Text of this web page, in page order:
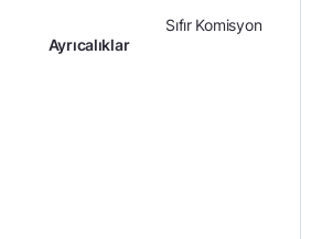
Ayrıcalıklar
Sıfır Komisyon